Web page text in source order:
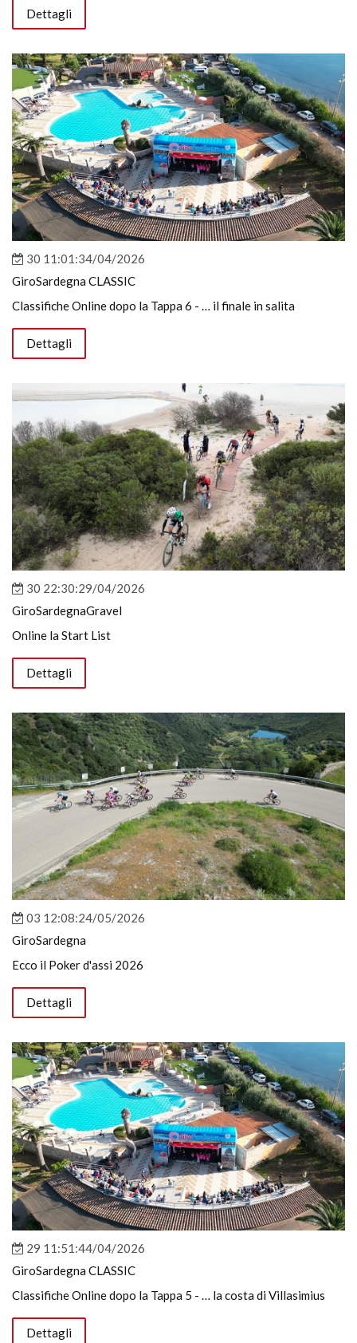
Dettagli
30 11:01:34/04/2026
GiroSardegna CLASSIC
Classifiche Online dopo la Tappa 6 - … il finale in salita
Dettagli
30 22:30:29/04/2026
GiroSardegnaGravel
Online la Start List
Dettagli
03 12:08:24/05/2026
GiroSardegna
Ecco il Poker d'assi 2026
Dettagli
29 11:51:44/04/2026
GiroSardegna CLASSIC
Classifiche Online dopo la Tappa 5 - … la costa di Villasimius
Dettagli